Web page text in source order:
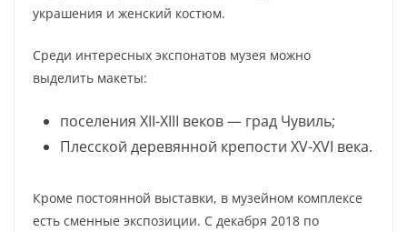
украшения и женский костюм.
Среди интересных экспонатов музея можно
выделить макеты:
поселения XII-XIII веков — град Чувиль;
Плесской деревянной крепости XV-XVI века.
Кроме постоянной выставки, в музейном комплексе
есть сменные экспозиции. С декабря 2018 по